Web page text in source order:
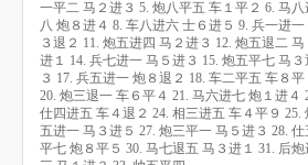
马３进５
13.车二进一
卒３进１
14.兵七进一
马５进３
15.炮五平七
马３退５
16.兵五进一
马５进３
一平二 马２进３ 5. 炮八平五 车１平２ 6. 马
八 炮８进４ 8. 车八进六 士６进５ 9. 兵一进
３退２ 11. 炮五进四 马２进３ 12. 炮五退二
进１ 14. 兵七进一 马５进３ 15. 炮五平七 马
３ 17. 兵五进一 炮８退２ 18. 车二平五 车８
20. 炮三退一 车６平４ 21. 马六进七 炮１进４
仕四进五 车４退２ 24. 相三进五 车４平９ 25.
五进一 马３进５ 27. 炮三平一 马５进３ 28.
平七 炮８平５ 30. 马七退五 马３进１ 31. 后